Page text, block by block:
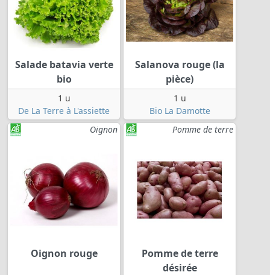
Salade batavia verte
bio
1 u
De La Terre à L'assiette
Salanova rouge (la
pièce)
1 u
Bio La Damotte
Oignon
Oignon rouge
Pomme de terre
Pomme de terre
désirée